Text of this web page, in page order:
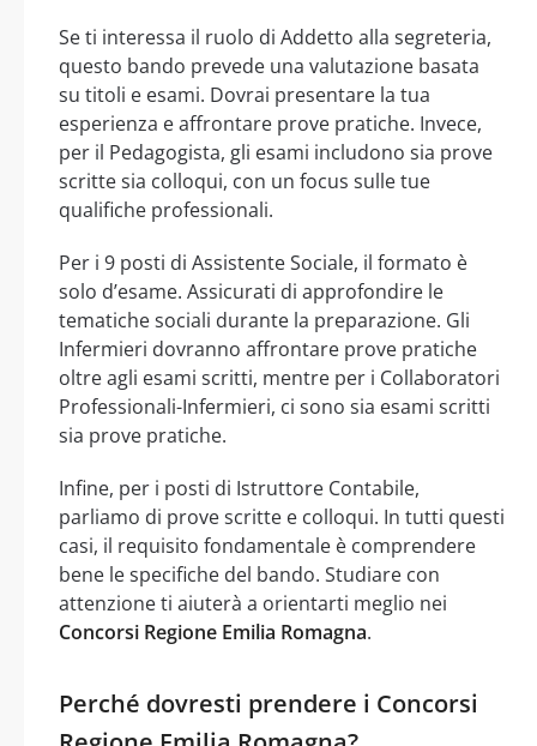
Se ti interessa il ruolo di Addetto alla segreteria,
questo bando prevede una valutazione basata
su titoli e esami. Dovrai presentare la tua
esperienza e affrontare prove pratiche. Invece,
per il Pedagogista, gli esami includono sia prove
scritte sia colloqui, con un focus sulle tue
qualifiche professionali.
Per i 9 posti di Assistente Sociale, il formato è
solo d’esame. Assicurati di approfondire le
tematiche sociali durante la preparazione. Gli
Infermieri dovranno affrontare prove pratiche
oltre agli esami scritti, mentre per i Collaboratori
Professionali-Infermieri, ci sono sia esami scritti
sia prove pratiche.
Infine, per i posti di Istruttore Contabile,
parliamo di prove scritte e colloqui. In tutti questi
casi, il requisito fondamentale è comprendere
bene le specifiche del bando. Studiare con
attenzione ti aiuterà a orientarti meglio nei
Concorsi Regione Emilia Romagna.
Perché dovresti prendere i Concorsi